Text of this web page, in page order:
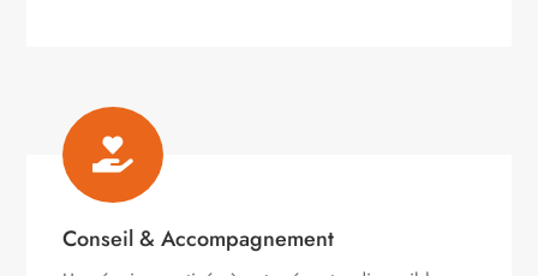

Conseil & Accompagnement